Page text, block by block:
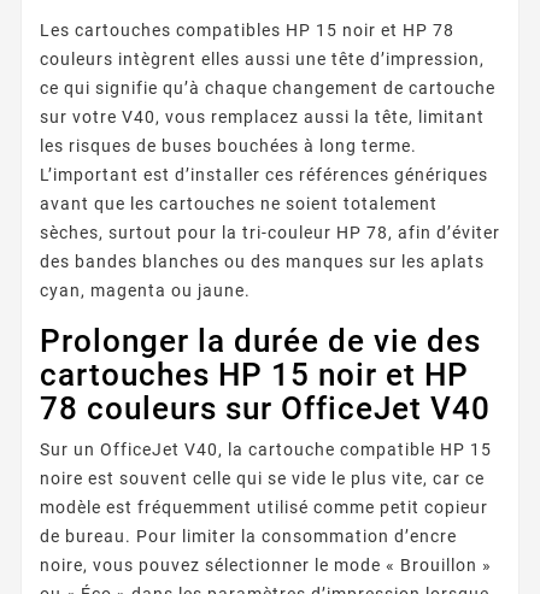
Les cartouches compatibles HP 15 noir et HP 78
couleurs intègrent elles aussi une tête d’impression,
ce qui signifie qu’à chaque changement de cartouche
sur votre V40, vous remplacez aussi la tête, limitant
les risques de buses bouchées à long terme.
L’important est d’installer ces références génériques
avant que les cartouches ne soient totalement
sèches, surtout pour la tri-couleur HP 78, afin d’éviter
des bandes blanches ou des manques sur les aplats
cyan, magenta ou jaune.
Prolonger la durée de vie des
cartouches HP 15 noir et HP
78 couleurs sur OfficeJet V40
Sur un OfficeJet V40, la cartouche compatible HP 15
noire est souvent celle qui se vide le plus vite, car ce
modèle est fréquemment utilisé comme petit copieur
de bureau. Pour limiter la consommation d’encre
noire, vous pouvez sélectionner le mode « Brouillon »